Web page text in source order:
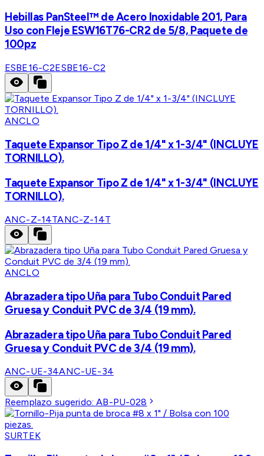
Hebillas PanSteel™ de Acero Inoxidable 201, Para
Uso con Fleje ESW16T76-CR2 de 5/8, Paquete de
100pz
ESBE16-C2ESBE16-C2
ANCLO
Taquete Expansor Tipo Z de 1/4" x 1-3/4" (INCLUYE
TORNILLO).
Taquete Expansor Tipo Z de 1/4" x 1-3/4" (INCLUYE
TORNILLO).
ANC-Z-14TANC-Z-14T
ANCLO
Abrazadera tipo Uña para Tubo Conduit Pared
Gruesa y Conduit PVC de 3/4 (19 mm).
Abrazadera tipo Uña para Tubo Conduit Pared
Gruesa y Conduit PVC de 3/4 (19 mm).
ANC-UE-34ANC-UE-34
Reemplazo sugerido:AB-PU-028
SURTEK